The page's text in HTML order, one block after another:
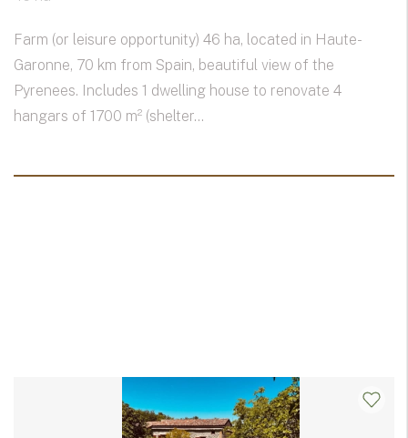
Farm (or leisure opportunity) 46 ha, located in Haute-
Garonne, 70 km from Spain, beautiful view of the
Pyrenees. Includes 1 dwelling house to renovate 4
hangars of 1700 m² (shelter...